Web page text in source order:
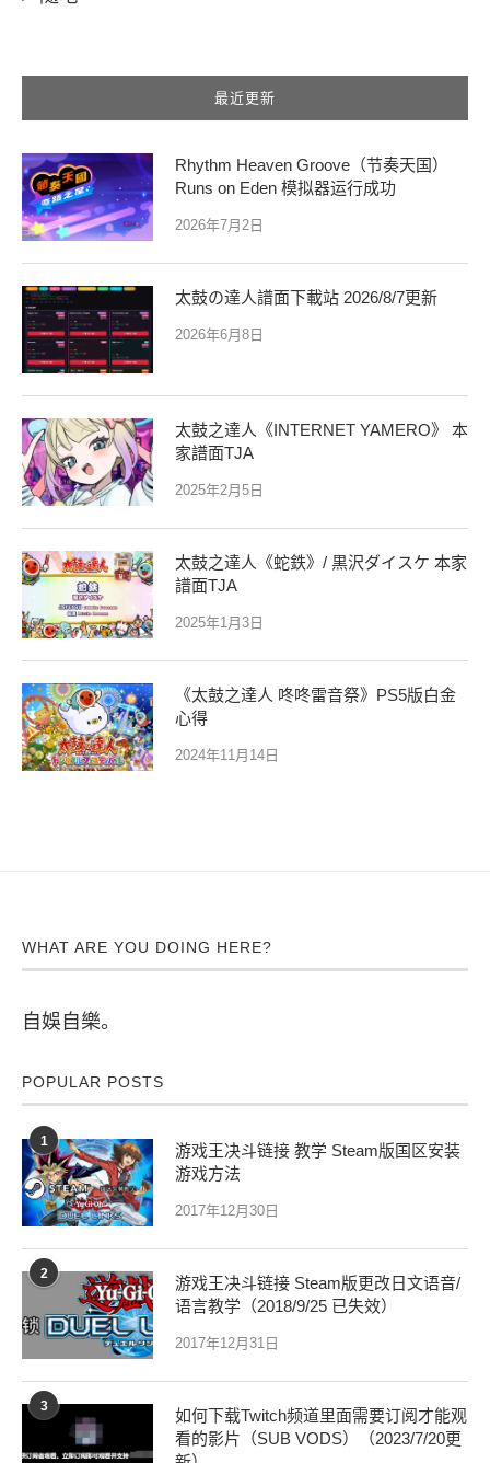
最近更新
Rhythm Heaven Groove（节奏天国）
Runs on Eden 模拟器运行成功
2026年7月2日
太鼓の達人譜面下載站 2026/8/7更新
2026年6月8日
太鼓之達人《INTERNET YAMERO》 本
家譜面TJA
2025年2月5日
太鼓之達人《蛇鉄》/ 黒沢ダイスケ 本家
譜面TJA
2025年1月3日
《太鼓之達人 咚咚雷音祭》PS5版白金
心得
2024年11月14日
WHAT ARE YOU DOING HERE?
自娛自樂。
POPULAR POSTS
1
游戏王决斗链接 教学 Steam版国区安装
游戏方法
2017年12月30日
2
游戏王决斗链接 Steam版更改日文语音/
语言教学（2018/9/25 已失效）
2017年12月31日
3
如何下载Twitch频道里面需要订阅才能观
看的影片（SUB VODS）（2023/7/20更